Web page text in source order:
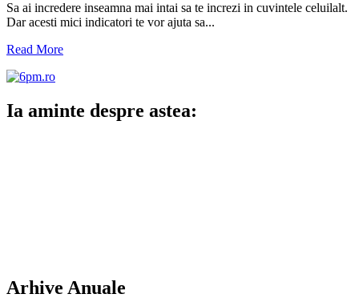
Sa ai incredere inseamna mai intai sa te increzi in cuvintele celuilalt.
Dar acesti mici indicatori te vor ajuta sa...
Read More
Ia aminte despre astea:
Arhive Anuale